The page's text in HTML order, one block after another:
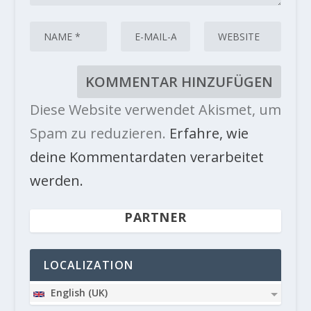
Diese Website verwendet Akismet, um
Spam zu reduzieren. Erfahre, wie
deine Kommentardaten verarbeitet
werden.
PARTNER
LOCALIZATION
English (UK)